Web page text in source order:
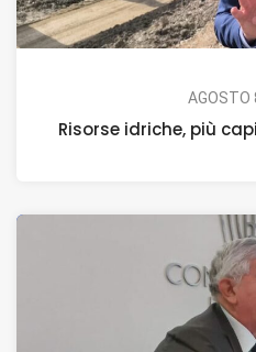
AGOSTO
Risorse idriche, più